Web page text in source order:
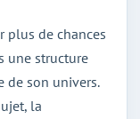
plus de chances
une structure
de son univers.
la